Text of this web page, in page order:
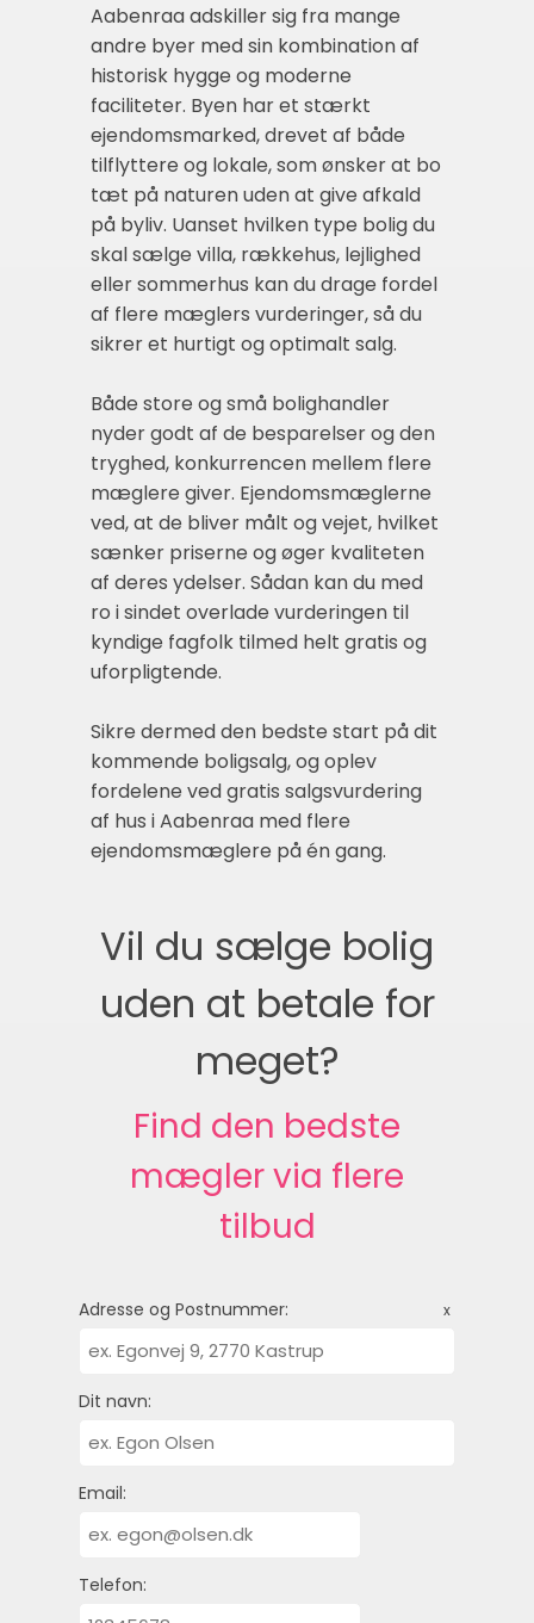
Aabenraa adskiller sig fra mange
andre byer med sin kombination af
historisk hygge og moderne
faciliteter. Byen har et stærkt
ejendomsmarked, drevet af både
tilflyttere og lokale, som ønsker at bo
tæt på naturen uden at give afkald
på byliv. Uanset hvilken type bolig du
skal sælge villa, rækkehus, lejlighed
eller sommerhus kan du drage fordel
af flere mæglers vurderinger, så du
sikrer et hurtigt og optimalt salg.
Både store og små bolighandler
nyder godt af de besparelser og den
tryghed, konkurrencen mellem flere
mæglere giver. Ejendomsmæglerne
ved, at de bliver målt og vejet, hvilket
sænker priserne og øger kvaliteten
af deres ydelser. Sådan kan du med
ro i sindet overlade vurderingen til
kyndige fagfolk tilmed helt gratis og
uforpligtende.
Sikre dermed den bedste start på dit
kommende boligsalg, og oplev
fordelene ved gratis salgsvurdering
af hus i Aabenraa med flere
ejendomsmæglere på én gang.
Vil du sælge bolig
uden at betale for
meget?
Find den bedste
mægler via flere
tilbud
Adresse og Postnummer: x
Dit navn:
Email:
Telefon: